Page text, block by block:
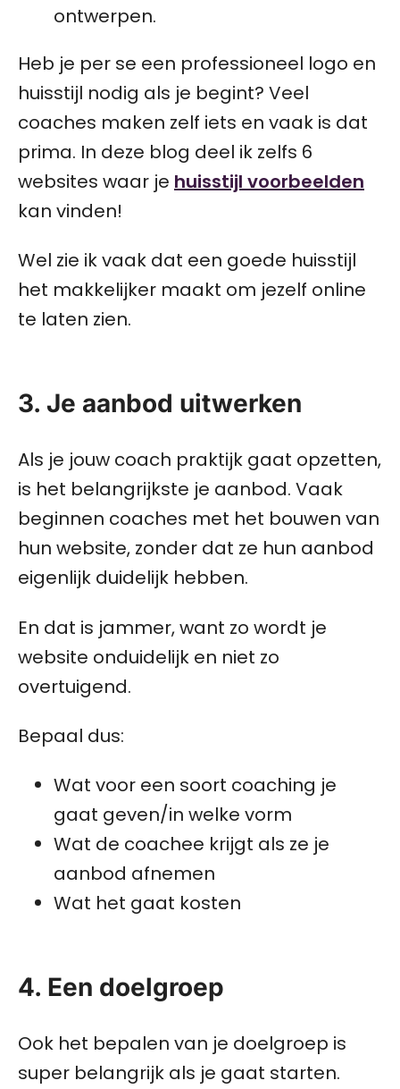
ontwerpen.
Heb je per se een professioneel logo en
huisstijl nodig als je begint? Veel
coaches maken zelf iets en vaak is dat
prima. In deze blog deel ik zelfs 6
websites waar je huisstijl voorbeelden
kan vinden!
Wel zie ik vaak dat een goede huisstijl
het makkelijker maakt om jezelf online
te laten zien.
3. Je aanbod uitwerken
Als je jouw coach praktijk gaat opzetten,
is het belangrijkste je aanbod. Vaak
beginnen coaches met het bouwen van
hun website, zonder dat ze hun aanbod
eigenlijk duidelijk hebben.
En dat is jammer, want zo wordt je
website onduidelijk en niet zo
overtuigend.
Bepaal dus:
Wat voor een soort coaching je
gaat geven/in welke vorm
Wat de coachee krijgt als ze je
aanbod afnemen
Wat het gaat kosten
4. Een doelgroep
Ook het bepalen van je doelgroep is
super belangrijk als je gaat starten.